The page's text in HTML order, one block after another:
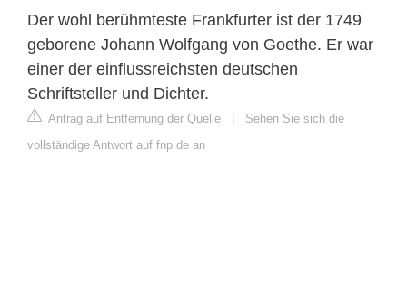
Der wohl berühmteste Frankfurter ist der 1749
geborene Johann Wolfgang von Goethe. Er war
einer der einflussreichsten deutschen
Schriftsteller und Dichter.
Antrag auf Entfernung der Quelle | Sehen Sie sich die
vollständige Antwort auf fnp.de an